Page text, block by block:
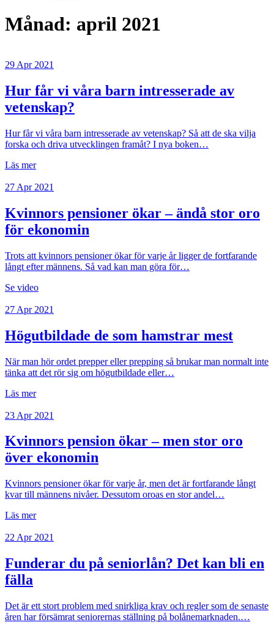
Månad: april 2021
29 Apr 2021
Hur får vi våra barn intresserade av
vetenskap?
Hur får vi våra barn intresserade av vetenskap? Så att de ska vilja
forska och driva utvecklingen framåt? I nya boken…
Läs mer
27 Apr 2021
Kvinnors pensioner ökar – ändå stor oro
för ekonomin
Trots att kvinnors pensioner ökar för varje år ligger de fortfarande
långt efter männens. Så vad kan man göra för…
Se video
27 Apr 2021
Högutbildade de som hamstrar mest
När man hör ordet prepper eller prepping så brukar man normalt inte
tänka att det rör sig om högutbildade eller…
Läs mer
23 Apr 2021
Kvinnors pension ökar – men stor oro
över ekonomin
Kvinnors pensioner ökar för varje år, men det är fortfarande långt
kvar till männens nivåer. Dessutom oroas en stor andel…
Läs mer
22 Apr 2021
Funderar du på seniorlån? Det kan bli en
fälla
Det är ett stort problem med snirkliga krav och regler som de senaste
åren har försämrat seniorernas ställning på bolånemarknaden.…